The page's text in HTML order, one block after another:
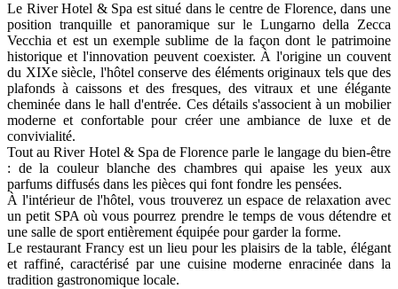
Le River Hotel & Spa est situé dans le centre de Florence, dans une
position tranquille et panoramique sur le Lungarno della Zecca
Vecchia et est un exemple sublime de la façon dont le patrimoine
historique et l'innovation peuvent coexister. À l'origine un couvent
du XIXe siècle, l'hôtel conserve des éléments originaux tels que des
plafonds à caissons et des fresques, des vitraux et une élégante
cheminée dans le hall d'entrée. Ces détails s'associent à un mobilier
moderne et confortable pour créer une ambiance de luxe et de
convivialité.
Tout au River Hotel & Spa de Florence parle le langage du bien-être
: de la couleur blanche des chambres qui apaise les yeux aux
parfums diffusés dans les pièces qui font fondre les pensées.
À l'intérieur de l'hôtel, vous trouverez un espace de relaxation avec
un petit SPA où vous pourrez prendre le temps de vous détendre et
une salle de sport entièrement équipée pour garder la forme.
Le restaurant Francy est un lieu pour les plaisirs de la table, élégant
et raffiné, caractérisé par une cuisine moderne enracinée dans la
tradition gastronomique locale.